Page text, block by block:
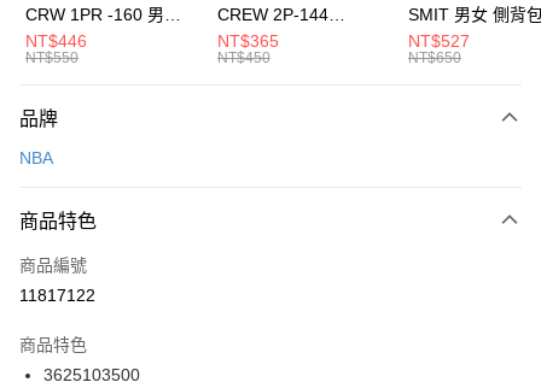
元大商業銀行
台灣樂天信用卡公司
全盈+PAY
AFTEE先享後付
【關於「AFTEE先享後付」】
便利好安心！
３．安心：先確認商品／服務後，再付款。
【「AFTEE先享後付」結帳流程】
１．於結帳方式選擇「AFTEE先享後付」後，將跳轉至「AFTEE先享後付」
２．訂單成立數日內，您將收到繳費通知簡訊。
３．收到繳費通知簡訊後14天內，點擊此簡訊中的連結，可透過四大超商／
ATM／網路銀行／等多元方式進行付款，方視為交易完成。
運送方式
每筆NT$100，滿NT$1,500(含以上)免運費
宅配
每筆NT$100，滿NT$1,500(含以上)免運費
付款後門市自取
每筆NT$100，滿NT$1,500(含以上)免運費
CRW 1PR -160 男女
中統襪 FZ3393100
NT$446
NT$550
CREW 2P-144
EMBRDY 男女 短統襪
FZ3073133
NT$365
NT$450
SMIT 男女 側背
BA5871010
NT$527
NT$650
品牌
NBA
商品特色
商品編號
11817122
商品特色
3625103500